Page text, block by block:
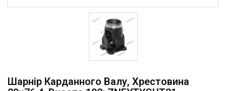
Шарнір Карданного Валу, Хрестовина